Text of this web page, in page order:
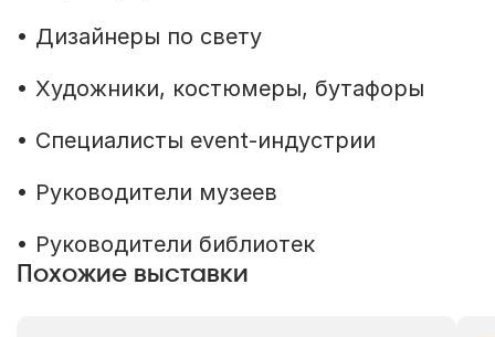
• Дизайнеры по свету
• Художники, костюмеры, бутафоры
• Специалисты event-индустрии
• Руководители музеев
• Руководители библиотек
Похожие выставки